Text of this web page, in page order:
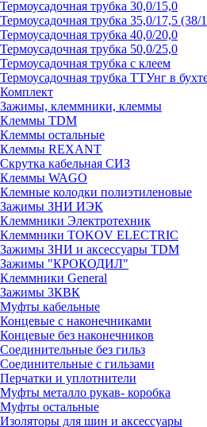
Термоусадочная трубка 30,0/15,0
Термоусадочная трубка 35,0/17,5 (38/
Термоусадочная трубка 40,0/20,0
Термоусадочная трубка 50,0/25,0
Термоусадочная трубка с клеем
Термоусадочная трубка ТТУнг в
Комплект
Зажимы, клеммники, клеммы
Клеммы TDM
Клеммы остальные
Клеммы REXANT
Скрутка кабельная СИЗ
Клеммы WAGO
Клемные колодки полиэтиленовые
Зажимы ЗНИ ИЭК
Клеммники Электротехник
Клеммники TOKOV ELECTRIC
Зажимы ЗНИ и аксессуары TDM
Зажимы "КРОКОДИЛ"
Клеммники General
Зажимы 3КВК
Муфты кабельные
Концевые с наконечниками
Концевые без наконечников
Соединительные без гильз
Соединительные с гильзами
Перчатки и уплотнители
Муфты металло рукав- коробка
Муфты остальные
Изоляторы для шин и аксессуары